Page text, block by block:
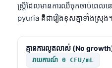
ស្ត្រីដែលមានការឈឺចុកចាប់ពេល
pyuria គឺជារឿងខុសគ្នាទាំងស្រុង
គ្មានការលូតលាស់ (No
រាយការណ៍ 0 CFU/mL